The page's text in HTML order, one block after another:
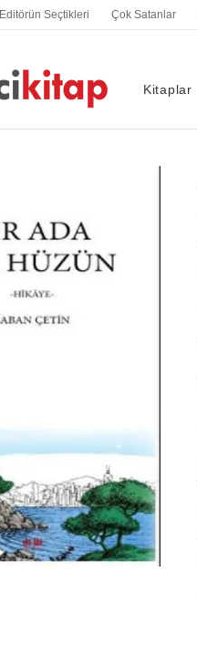
Editörün Seçtikleri Çok Satanlar
Kitaplar